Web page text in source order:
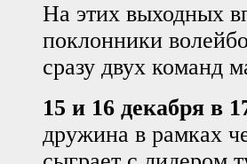
На этих выходных
поклонники
сразу двух команд
15 и 16 декабря в
дружина в рамках